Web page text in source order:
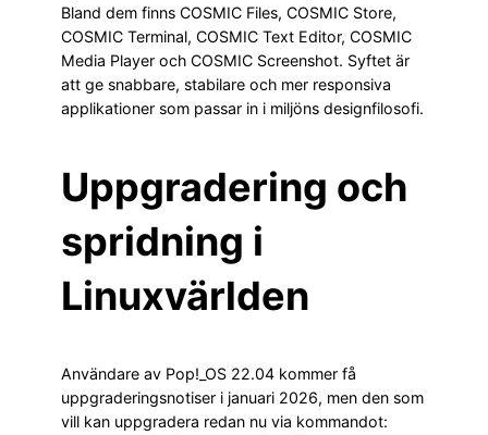
Bland dem finns COSMIC Files, COSMIC Store,
COSMIC Terminal, COSMIC Text Editor, COSMIC
Media Player och COSMIC Screenshot. Syftet är
att ge snabbare, stabilare och mer responsiva
applikationer som passar in i miljöns designfilosofi.
Uppgradering och
spridning i
Linuxvärlden
Användare av Pop!_OS 22.04 kommer få
uppgraderingsnotiser i januari 2026, men den som
vill kan uppgradera redan nu via kommandot: